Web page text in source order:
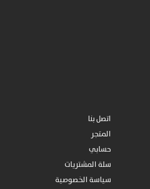
اتصل بنا
المتجر
حسابي
سلة المشتريات
سياسة الخصوصية